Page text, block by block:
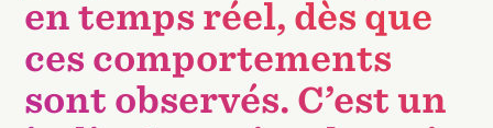
en temps réel, dès que
ces comportements
sont observés. C’est un